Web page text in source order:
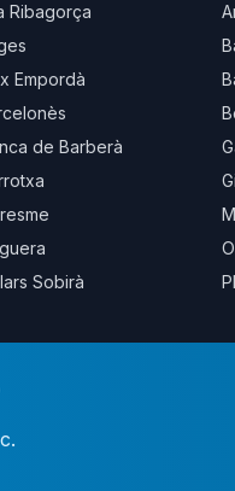
Ribagorça
Empordà
de Barberà
Sobirà